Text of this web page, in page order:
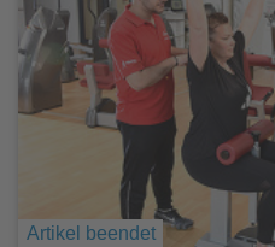
Artikel beendet